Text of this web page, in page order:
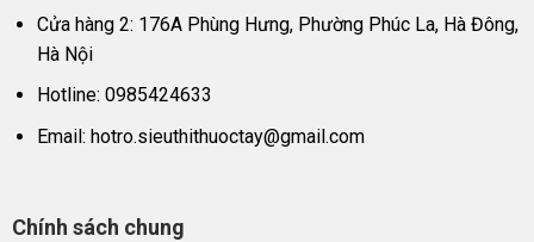
Cửa hàng 2: 176A Phùng Hưng, Phường Phúc La, Hà Đông,
Hà Nội
Hotline: 0985424633
Email: hotro.sieuthithuoctay@gmail.com
Chính sách chung